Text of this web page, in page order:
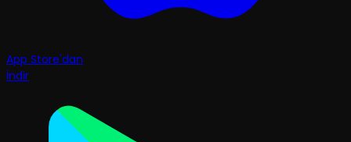
App Store'dan
İndir